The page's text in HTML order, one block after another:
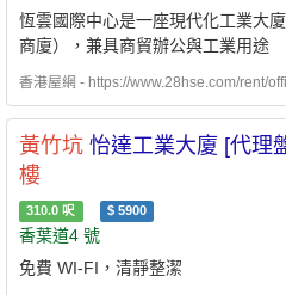
恆雲國際中心是一座現代化工業大
商廈），兼具商貿辦公與工業用途
香港屋網 - https://www.28hse.com/rent/
黃竹坑 怡達工業大廈 [代理
樓
310.0 呎 $ 5900
香葉道4 號
免費 WI-FI，清靜整潔